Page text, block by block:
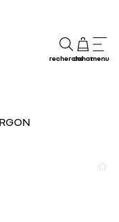
rechercheachatmenu